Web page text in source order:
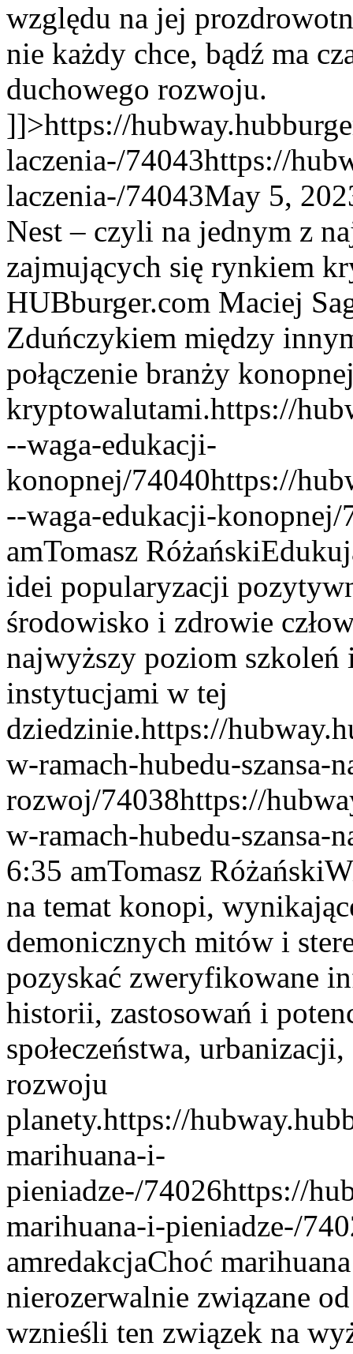
względu na jej
nie każdy chce, bądź ma
duchowego rozwoju.
]]>https://
laczenia-/74043https://
laczenia-/74043May 5,
Nest – czyli na jednym z
zajmujących się rynkiem
HUBburger.com Maciej
Zduńczykiem między
połączenie branży
kryptowalutami.https://
--waga-edukacji-
konopnej/74040https://
--waga-edukacji-konopnej/
amTomasz Różański
idei popularyzacji
środowisko i zdrowie
najwyższy poziom szkoleń
instytucjami w tej
dziedzinie.https://
w-ramach-hubedu-szansa-
rozwoj/74038https://
w-ramach-hubedu-szansa-
6:35 amTomasz Różański
na temat konopi,
demonicznych mitów i
pozyskać zweryfikowane
historii, zastosowań i
społeczeństwa,
rozwoju
planety.https://
marihuana-i-
pieniadze-/74026https://
marihuana-i-pieniadze-/
amredakcjaChoć
nierozerwalnie związane
wznieśli ten związek na